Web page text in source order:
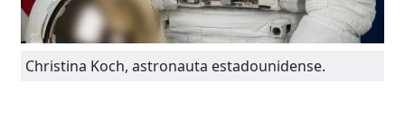
Christina Koch, astronauta estadounidense.